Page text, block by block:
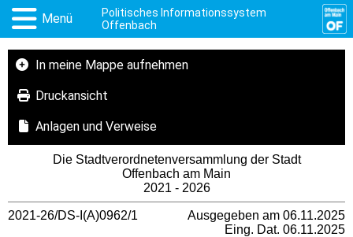
Menü
Politisches Informationssystem
Offenbach
In meine Mappe aufnehmen
Druckansicht
Anlagen und Verweise
Die Stadtverordnetenversammlung der Stadt
Offenbach am Main
2021 - 2026
2021-26/DS-I(A)0962/1
Ausgegeben am 06.11.2025
Eing. Dat. 06.11.2025